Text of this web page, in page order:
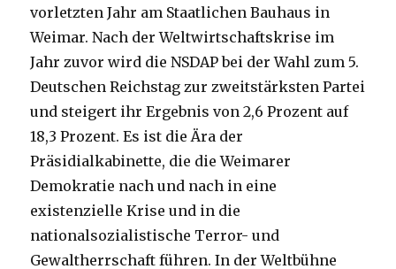
vorletzten Jahr am Staatlichen Bauhaus in
Weimar. Nach der Weltwirtschaftskrise im
Jahr zuvor wird die NSDAP bei der Wahl zum 5.
Deutschen Reichstag zur zweitstärksten Partei
und steigert ihr Ergebnis von 2,6 Prozent auf
18,3 Prozent. Es ist die Ära der
Präsidialkabinette, die die Weimarer
Demokratie nach und nach in eine
existenzielle Krise und in die
nationalsozialistische Terror- und
Gewaltherrschaft führen. In der Weltbühne